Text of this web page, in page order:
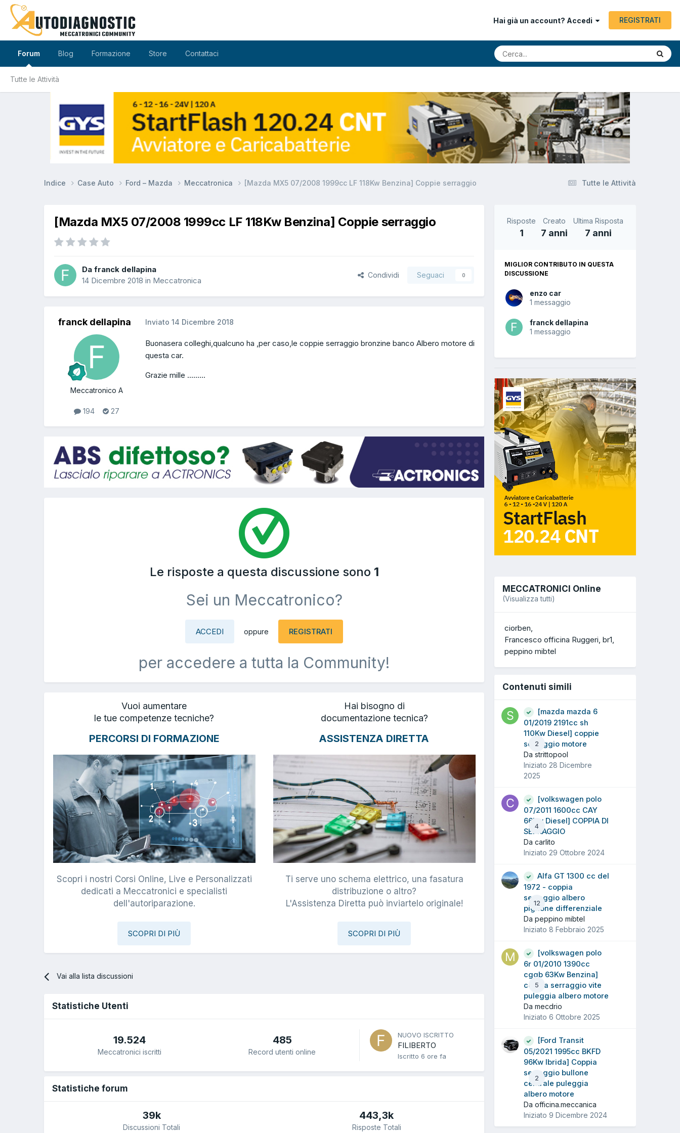
Hai già un account? Accedi REGISTRATI
Forum
Tutte le Attività
Blog Formazione Store Contattaci
Tutte le Attività
Indice Case Auto Ford – Mazda Meccatronica [Mazda MX5 07/2008 1999cc LF 118Kw Benzina] Coppie serraggio
[Mazda MX5 07/2008 1999cc LF 118Kw Benzina] Coppie serraggio
Da franck dellapina
14 Dicembre 2018 in Meccatronica
Condividi Seguaci 0
franck dellapina
Meccatronico A
194 27
Inviato 14 Dicembre 2018
Buonasera colleghi,qualcuno ha ,per caso,le coppie serraggio bronzine banco Albero motore di
questa car.
Grazie mille .........
Le risposte a questa discussione sono 1
Sei un Meccatronico?
ACCEDI oppure REGISTRATI
per accedere a tutta la Community!
Vuoi aumentare
le tue competenze tecniche?
PERCORSI DI FORMAZIONE
Scopri i nostri Corsi Online, Live e Personalizzati
dedicati a Meccatronici e specialisti
dell'autoriparazione.
SCOPRI DI PIÙ
Hai bisogno di
documentazione tecnica?
ASSISTENZA DIRETTA
Ti serve uno schema elettrico, una fasatura
distribuzione o altro?
L'Assistenza Diretta può inviartelo originale!
SCOPRI DI PIÙ
Vai alla lista discussioni
Statistiche Utenti
19.524
Meccatronici iscritti
485
Record utenti online
NUOVO ISCRITTO
FILIBERTO
Iscritto 6 ore fa
Statistiche forum
39k
Discussioni Totali
443,3k
Risposte Totali
Risposte
1
Creato
7 anni
Ultima Risposta
7 anni
MIGLIOR CONTRIBUTO IN QUESTA
DISCUSSIONE
enzo car
1 messaggio
franck dellapina
1 messaggio
MECCATRONICI Online
(Visualizza tutti)
ciorben
Francesco officina Ruggeri br1
peppino mibtel
Contenuti simili
2
[mazda mazda 6
01/2019 2191cc sh
110Kw Diesel] coppie
serraggio motore
Da strittopool
Iniziato 28 Dicembre
2025
4
[volkswagen polo
07/2011 1600cc CAY
66Kw Diesel] COPPIA DI
SERRAGGIO
Da carlito
Iniziato 29 Ottobre 2024
12
Alfa GT 1300 cc del
1972 - coppia
serraggio albero
pignone differenziale
Da peppino mibtel
Iniziato 8 Febbraio 2025
5
[volkswagen polo
6r 01/2010 1390cc
cggb 63Kw Benzina]
coppia serraggio vite
puleggia albero motore
Da mecdrio
Iniziato 6 Ottobre 2025
2
[Ford Transit
05/2021 1995cc BKFD
96Kw Ibrida] Coppia
serraggio bullone
centrale puleggia
albero motore
Da officina.meccanica
Iniziato 9 Dicembre 2024